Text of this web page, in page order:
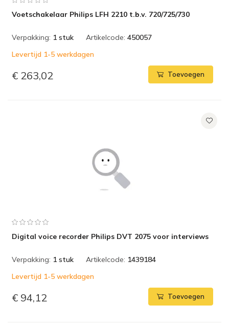
Voetschakelaar Philips LFH 2210 t.b.v. 720/725/730
Verpakking: 1 stuk Artikelcode: 450057
Levertijd 1-5 werkdagen
€ 263,02 Toevoegen
Digital voice recorder Philips DVT 2075 voor interviews
Verpakking: 1 stuk Artikelcode: 1439184
Levertijd 1-5 werkdagen
€ 94,12 Toevoegen